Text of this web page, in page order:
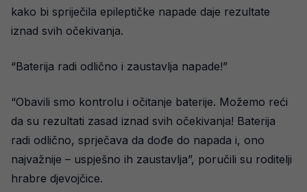
kako bi spriječila epileptičke napade daje rezultate
iznad svih očekivanja.
“Baterija radi odlično i zaustavlja napade!”
“Obavili smo kontrolu i očitanje baterije. Možemo reći
da su rezultati zasad iznad svih očekivanja! Baterija
radi odlično, sprječava da dođe do napada i, ono
najvažnije – uspješno ih zaustavlja”, poručili su roditelji
hrabre djevojčice.